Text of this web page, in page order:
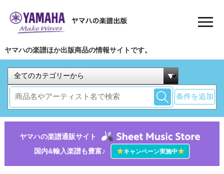
ヤマハの楽譜ほか出版商品の情報サイトです。
条件を追加
ヤマハの楽譜通販サイト
国内&輸入楽譜も豊富♪
★キャンペーン実施中★